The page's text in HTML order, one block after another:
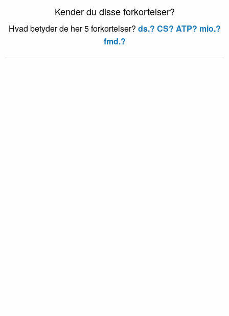
Kender du disse forkortelser?
Hvad betyder de her 5 forkortelser? ds.? CS? ATP? mio.?
fmd.?